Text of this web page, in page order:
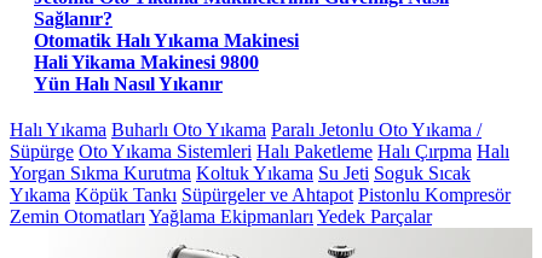
Sağlanır?
Otomatik Halı Yıkama Makinesi
Hali Yikama Makinesi 9800
Yün Halı Nasıl Yıkanır
Halı Yıkama Buharlı Oto Yıkama Paralı Jetonlu Oto Yıkama /
Süpürge Oto Yıkama Sistemleri Halı Paketleme Halı Çırpma Halı
Yorgan Sıkma Kurutma Koltuk Yıkama Su Jeti Soguk Sıcak
Yıkama Köpük Tankı Süpürgeler ve Ahtapot Pistonlu Kompresör
Zemin Otomatları Yağlama Ekipmanları Yedek Parçalar